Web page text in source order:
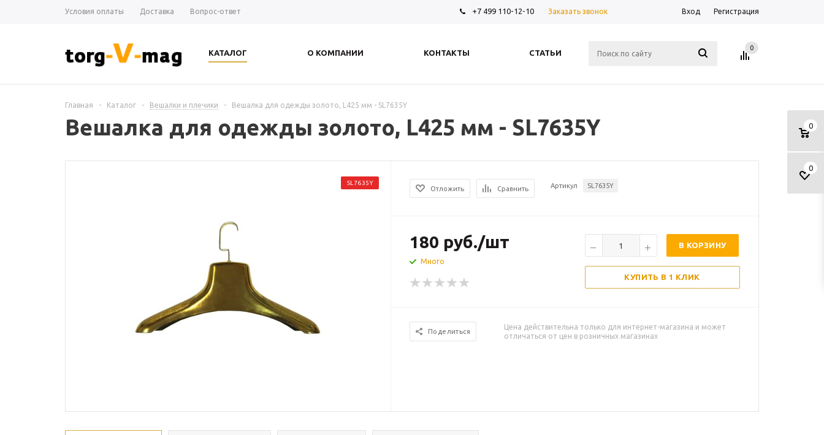
Условия оплаты Доставка Вопрос-ответ +7 499 110-12-10 Заказать звонок Вход Регистрация
КАТАЛОГ О КОМПАНИИ КОНТАКТЫ СТАТЬИ
0
0
0
Главная - Каталог - Вешалки и плечики - Вешалка для одежды золото, L425 мм - SL7635Y
Вешалка для одежды золото, L425 мм - SL7635Y
SL7635Y
Отложить Сравнить Артикул SL7635Y
180 руб./шт
Много
В КОРЗИНУ
КУПИТЬ В 1 КЛИК
Поделиться
Цена действительна только для интернет-магазина и может
отличаться от цен в розничных магазинах